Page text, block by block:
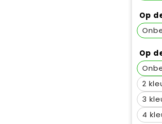
Op
Op
2
3
4